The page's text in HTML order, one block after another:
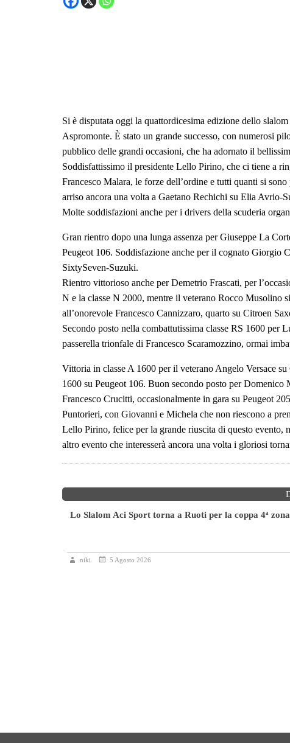
Si è disputata oggi la quattordicesima edizione dello
Aspromonte. È stato un grande successo, con numerosi
pubblico delle grandi occasioni, che ha adornato il
Soddisfattissimo il presidente Lello Pirino, che ci tiene a
Francesco Malara, le forze dell’ordine e tutti quanti si
arriso ancora una volta a Gaetano Rechichi su Elia Avrio-
Molte soddisfazioni anche per i drivers della scuderia
Gran rientro dopo una lunga assenza per Giuseppe La
Peugeot 106. Soddisfazione anche per il cognato Giorgio
SixtySeven-Suzuki.
Rientro vittorioso anche per Demetrio Frascati, per
N e la classe N 2000, mentre il veterano Rocco Musolino
all’onorevole Francesco Cannizzaro, quarto su Citroen
Secondo posto nella combattutissima classe RS 1600
passerella trionfale di Francesco Scaramozzino, ormai
Vittoria in classe A 1600 per il veterano Angelo Versace
1600 su Peugeot 106. Buon secondo posto per
Francesco Crucitti, occasionalmente in gara su Peugeot
Puntorieri, con Giovanni e Michela che non riescono a
Lello Pirino, felice per la grande riuscita di questo evento,
altro evento che interesserà ancora una volta i gloriosi
Lo Slalom Aci Sport torna a Ruoti per la coppa 4ª zona
niki 5 Agosto 2026